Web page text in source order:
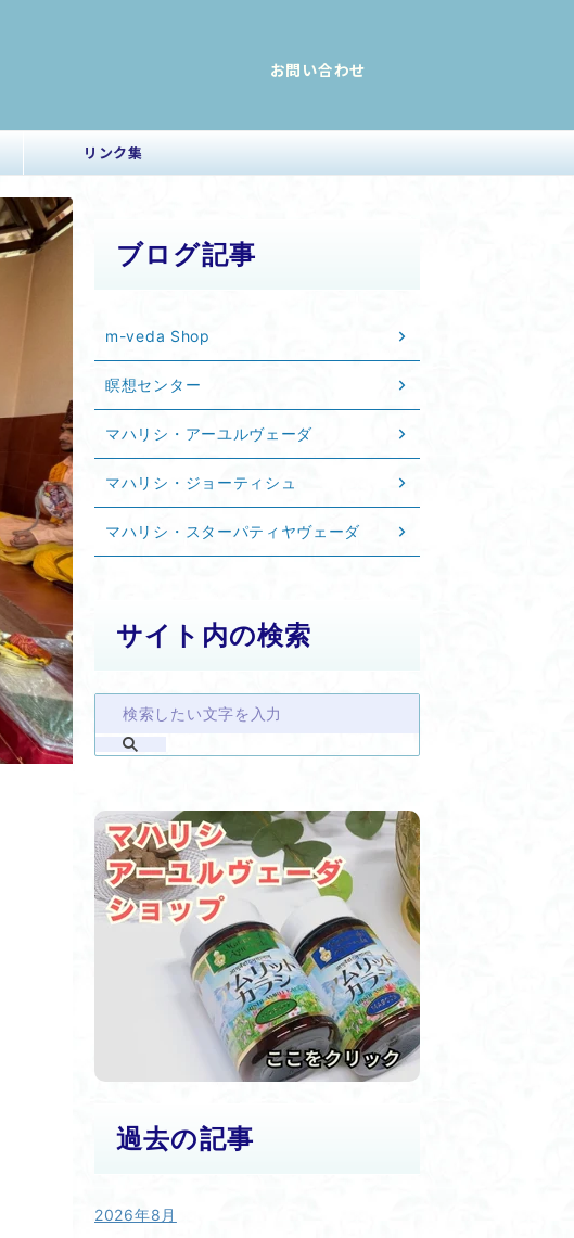
お問い合わせ
リンク集
ブログ記事
m-veda Shop
瞑想センター
マハリシ・アーユルヴェーダ
マハリシ・ジョーティシュ
マハリシ・スターパティヤヴェーダ
サイト内の検索
過去の記事
2026年8月